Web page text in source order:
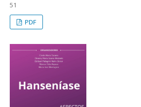
51
PDF